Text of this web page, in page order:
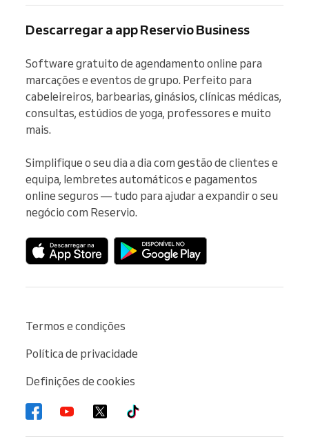
Descarregar a app Reservio Business
Software gratuito de agendamento online para
marcações e eventos de grupo. Perfeito para
cabeleireiros, barbearias, ginásios, clínicas médicas,
consultas, estúdios de yoga, professores e muito
mais.
Simplifique o seu dia a dia com gestão de clientes e
equipa, lembretes automáticos e pagamentos
online seguros — tudo para ajudar a expandir o seu
negócio com Reservio.
Termos e condições
Política de privacidade
Definições de cookies